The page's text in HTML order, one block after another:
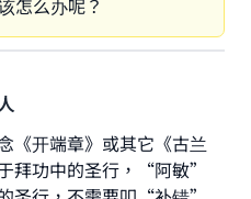
怎么办呢？
《开端章》或其它《古兰
拜功中的圣行，“阿敏”